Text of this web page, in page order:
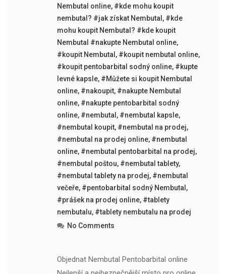
Nembutal online, #kde mohu koupit
nembutal? #jak získat Nembutal , #kde
mohu koupit Nembutal? #kde koupit
Nembutal #nakupte Nembutal online,
#koupit Nembutal , #koupit nembutal online,
#koupit pentobarbital sodný online, #kupte
levné kapsle, #Můžete si koupit Nembutal
online, #nakoupit, #nakupte Nembutal
online, #nakupte pentobarbital sodný
online, #nembutal , #nembutal kapsle,
#nembutal koupit, #nembutal na prodej,
#nembutal na prodej online, #nembutal
online, #nembutal pentobarbital na prodej,
#nembutal poštou, #nembutal tablety,
#nembutal tablety na prodej, #nembutal
večeře, #pentobarbital sodný Nembutal ,
#prášek na prodej online, #tablety
nembutalu, #tablety nembutalu na prodej
No Comments
Objednat Nembutal Pentobarbital online